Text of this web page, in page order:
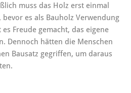
muss das Holz erst einmal
es als Bauholz Verwendung
Freude gemacht, das eigene
Dennoch hätten die Menschen
Bausatz gegriffen, um daraus